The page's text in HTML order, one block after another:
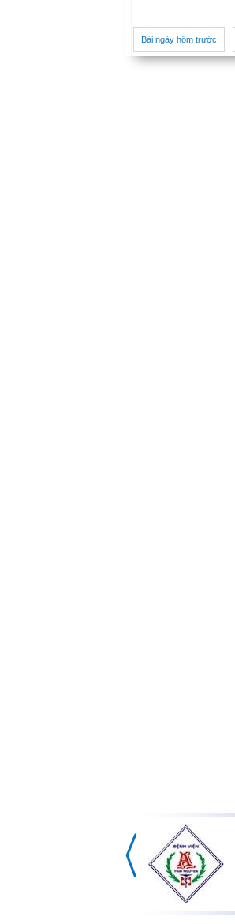
Bài ngày hôm trước